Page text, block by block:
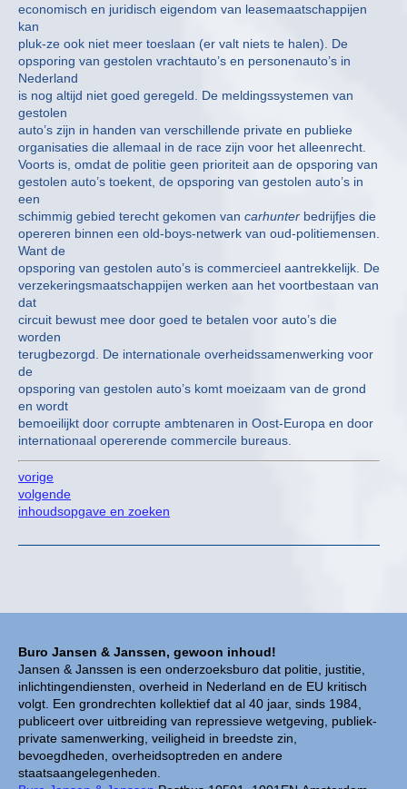
Buro Jansen & Janssen, gewoon inhoud!
Jansen & Janssen is een onderzoeksburo dat politie, justitie,
inlichtingendiensten, overheid in Nederland en de EU kritisch
volgt. Een grondrechten kollektief dat al 40 jaar, sinds 1984,
publiceert over uitbreiding van repressieve wetgeving, publiek-
private samenwerking, veiligheid in breedste zin,
bevoegdheden, overheidsoptreden en andere
staatsaangelegenheden.
economisch en juridisch eigendom van leasemaatschappijen
kan
pluk-ze ook niet meer toeslaan (er valt niets te halen). De
opsporing van gestolen vrachtauto’s en personenauto’s in
Nederland
is nog altijd niet goed geregeld. De meldingssystemen van
gestolen
auto’s zijn in handen van verschillende private en publieke
organisaties die allemaal in de race zijn voor het alleenrecht.
Voorts is, omdat de politie geen prioriteit aan de opsporing van
gestolen auto’s toekent, de opsporing van gestolen auto’s in
een
schimmig gebied terecht gekomen van carhunter bedrijfjes die
opereren binnen een old-boys-netwerk van oud-politiemensen.
Want de
opsporing van gestolen auto’s is commercieel aantrekkelijk. De
verzekeringsmaatschappijen werken aan het voortbestaan van
dat
circuit bewust mee door goed te betalen voor auto’s die
worden
terugbezorgd. De internationale overheidssamenwerking voor
de
opsporing van gestolen auto’s komt moeizaam van de grond
en wordt
bemoeilijkt door corrupte ambtenaren in Oost-Europa en door
internationaal opererende commercile bureaus.
vorige
volgende
inhoudsopgave en zoeken